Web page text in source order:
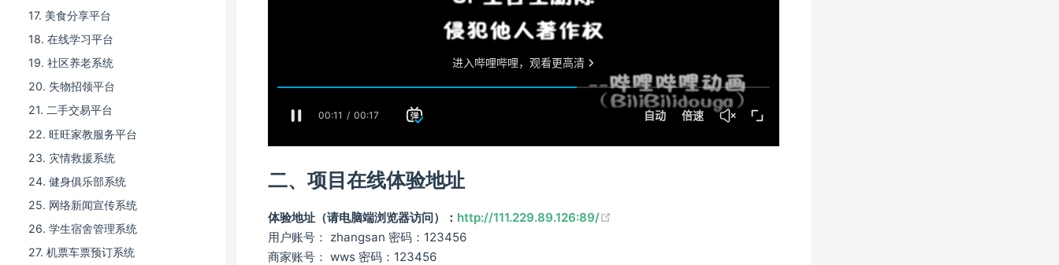
17. 美食分享平台
18. 在线学习平台
19. 社区养老系统
20. 失物招领平台
21. 二手交易平台
22. 旺旺家教服务平台
23. 灾情救援系统
24. 健身俱乐部系统
25. 网络新闻宣传系统
26. 学生宿舍管理系统
27. 机票车票预订系统
二、项目在线体验地址
体验地址（请电脑端浏览器访问）： http://111.229.89.126:89/
用户账号： zhangsan 密码：123456
商家账号： wws 密码：123456